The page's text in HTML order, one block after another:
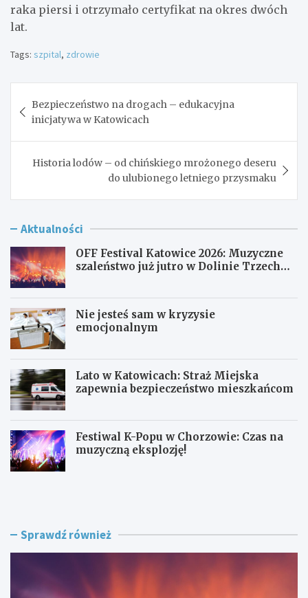
raka piersi i otrzymało certyfikat na okres dwóch
lat.
Tags: szpital, zdrowie
wpisu
Bezpieczeństwo na drogach – edukacyjna
inicjatywa w Katowicach
Historia lodów – od chińskiego mrożonego deseru
do ulubionego letniego przysmaku
Aktualności
OFF Festival Katowice 2026: Muzyczne
szaleństwo już jutro w Dolinie Trzech
Nie jesteś sam w kryzysie
emocjonalnym
Lato w Katowicach: Straż Miejska
zapewnia bezpieczeństwo mieszkańcom
Festiwal K-Popu w Chorzowie: Czas na
muzyczną eksplozję!
O
s
N
s Sprawdź również